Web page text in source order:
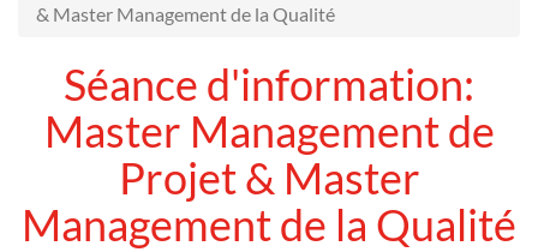
& Master Management de la Qualité
Séance d'information:
Master Management de
Projet & Master
Management de la Qualité